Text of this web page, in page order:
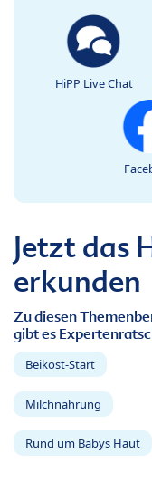
HiPP Live Chat
Jetzt das
erkunden
Zu diesen
gibt es
Beikost-Start
Milchnahrung
Rund um Babys Haut